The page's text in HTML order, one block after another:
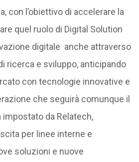
con l’obiettivo di accelerare la
quel ruolo di Digital Solution
digitale anche attraverso
ricerca e sviluppo, anticipando
con tecnologie innovative e
che seguirà comunque il
da Relatech,
per linee interne e
soluzioni e nuove